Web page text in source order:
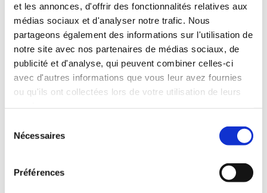
et les annonces, d'offrir des fonctionnalités relatives aux
médias sociaux et d'analyser notre trafic. Nous
partageons également des informations sur l'utilisation de
notre site avec nos partenaires de médias sociaux, de
publicité et d'analyse, qui peuvent combiner celles-ci
avec d'autres informations que vous leur avez fournies
ou qu'ils ont collectées lors de votre utilisation de leurs
Nécessaires
Préférences
Voici comment ça marche:
Remplacerle petit-déjeuner et le dîner
smoothies complets, riches en fibres, protéines
végétales et superaliments.
Garderun repas libre (souvent le déjeuner)
que l’on peut interchanger avec le dîner selon
les occasions (sorties, repas de famille,
restaurant).
L’idée est denourrir sans alourdir, pas de se
Rien à voir avec les jus liquides et sucrés qu’on trouve